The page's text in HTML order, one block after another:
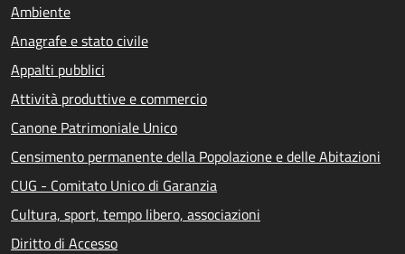
Ambiente
Anagrafe e stato civile
Appalti pubblici
Attività produttive e commercio
Canone Patrimoniale Unico
Censimento permanente della Popolazione e delle Abitazioni
CUG - Comitato Unico di Garanzia
Cultura, sport, tempo libero, associazioni
Diritto di Accesso